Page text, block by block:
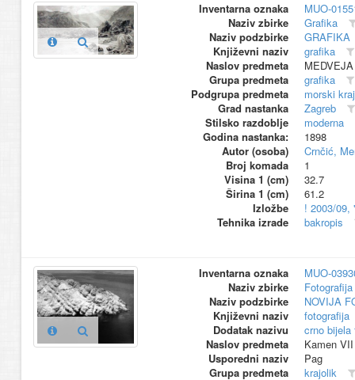
Inventarna oznaka
MUO-
Naziv zbirke
Grafika
Naziv podzbirke
GRAFIKA
Književni naziv
grafika
Naslov predmeta
MEDVEJA
Grupa predmeta
grafika
Podgrupa predmeta
morski
Grad nastanka
Zagreb
Stilsko razdoblje
moderna
Godina nastanka:
1898
Autor (osoba)
Crnčić,
Broj komada
1
Visina 1 (cm)
32.7
Širina 1 (cm)
61.2
Izložbe
! 2003/09,
Tehnika izrade
bakropis
Inventarna oznaka
MUO-
Naziv zbirke
Naziv podzbirke
NOVIJA
Književni naziv
fotografija
Dodatak nazivu
crno bijela
Naslov predmeta
Kamen VII
Usporedni naziv
Pag
Grupa predmeta
krajolik